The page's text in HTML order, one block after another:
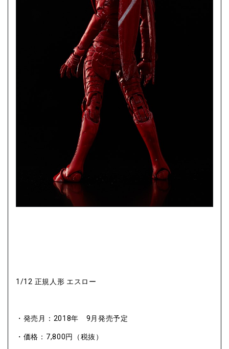
1/12 正規人形 エスロー
・発売月：2018年 9月発売予定
・価格：7,800円（税抜）